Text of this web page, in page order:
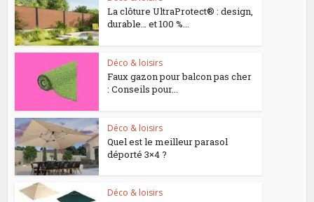
La clôture UltraProtect® : design,
durable… et 100 %...
Déco & loisirs
Faux gazon pour balcon pas cher
: Conseils pour...
Déco & loisirs
Quel est le meilleur parasol
déporté 3×4 ?
Déco & loisirs